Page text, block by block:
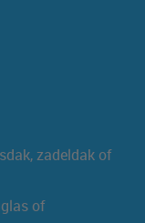
zadeldak of
of